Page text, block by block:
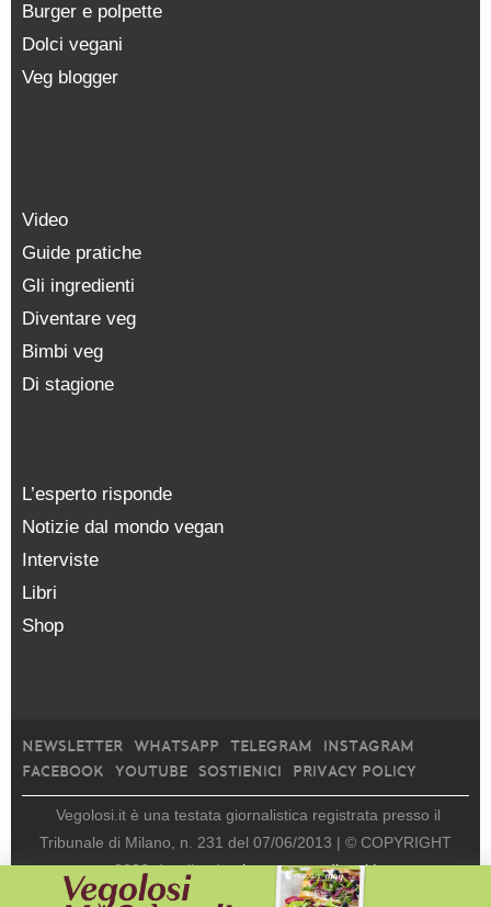
Burger e polpette
Dolci vegani
Veg blogger
Video
Guide pratiche
Gli ingredienti
Diventare veg
Bimbi veg
Di stagione
L’esperto risponde
Notizie dal mondo vegan
Interviste
Libri
Shop
NEWSLETTER WHATSAPP TELEGRAM
INSTAGRAM
FACEBOOK
YOUTUBE SOSTIENICI PRIVACY POLICY
Vegolosi.it è una testata giornalistica registrata presso il
Tribunale di Milano, n. 231 del 07/06/2013 | © COPYRIGHT
2026 | edito da viceversa media srl |